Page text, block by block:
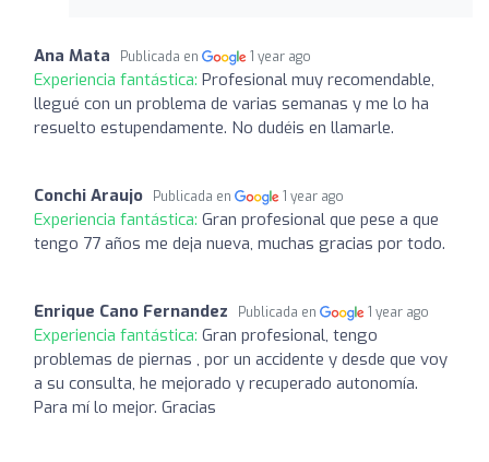
Ana Mata Publicada en 1 year ago
Experiencia fantástica: Profesional muy recomendable,
llegué con un problema de varias semanas y me lo ha
resuelto estupendamente. No dudéis en llamarle.
Conchi Araujo Publicada en 1 year ago
Experiencia fantástica: Gran profesional que pese a que
tengo 77 años me deja nueva, muchas gracias por todo.
Enrique Cano Fernandez Publicada en 1 year ago
Experiencia fantástica: Gran profesional, tengo
problemas de piernas , por un accidente y desde que voy
a su consulta, he mejorado y recuperado autonomía.
Para mí lo mejor. Gracias